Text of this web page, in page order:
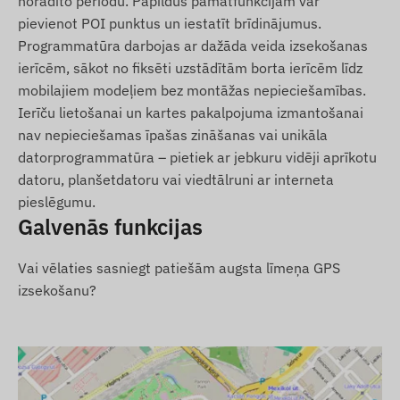
Darbības reģions
4G: Eiropa, Āzija, Āfrika, Austrālija
2G: Eiropa, Āzija, Āfrika, Austrālija
Iegādes iespējas
Ja pērkat tikai ierīci (bez programmatūras
abonementa), mēs to nododam ar rūpnīcas
iestatījumiem. Jums pašiem ir jārūpējas par
darbībai nepieciešamo SIM karti, tās
(papildināšana, ikgadējā datu saskaņošana).
Ja kopā ar ierīci iegādājaties arī
mēs nodosim ierīci jau reģistrētu mūsu
programmatūrā un gatavu darbam. Tomēr SIM
kartes iegāde, iestatīšana un uzturēšana
pievienot POI punktus un iestatīt brīdinājumus.
Programmatūra darbojas ar dažāda veida izsekošanas
ierīcēm, sākot no fiksēti uzstādītām borta ierīcēm līdz
mobilajiem modeļiem bez montāžas nepieciešamības.
Ierīču lietošanai un kartes pakalpojuma izmantošanai
nav nepieciešamas īpašas zināšanas vai unikāla
datorprogrammatūra – pietiek ar jebkuru vidēji aprīkotu
datoru, planšetdatoru vai viedtālruni ar interneta
pieslēgumu.
Galvenās funkcijas
Vai vēlaties sasniegt patiešām augsta līmeņa GPS
izsekošanu?